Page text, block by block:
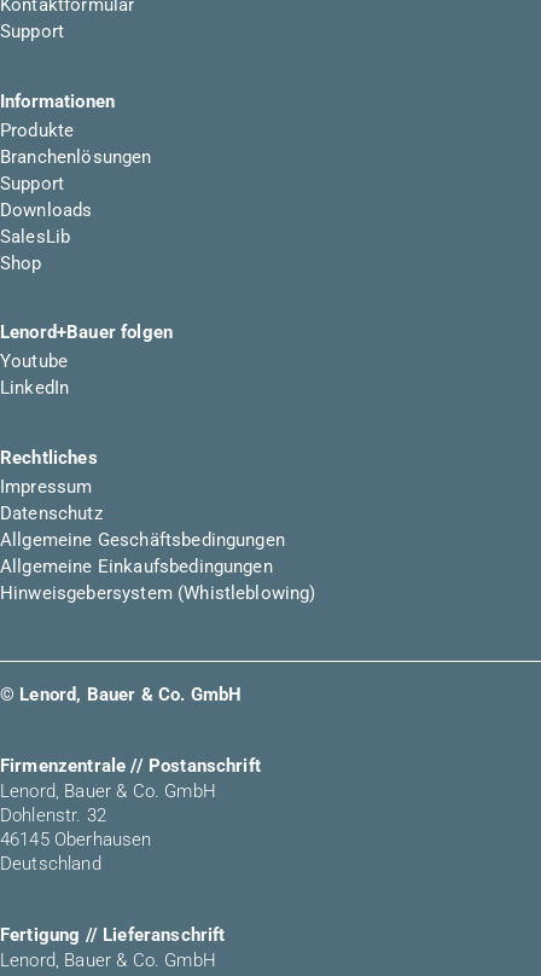
Kontaktformular
Support
Informationen
Produkte
Branchenlösungen
Support
Downloads
SalesLib
Shop
Lenord+Bauer folgen
Youtube
LinkedIn
Rechtliches
Impressum
Datenschutz
Allgemeine Geschäftsbedingungen
Allgemeine Einkaufsbedingungen
Hinweisgebersystem (Whistleblowing)
© Lenord, Bauer & Co. GmbH
Firmenzentrale // Postanschrift
Lenord, Bauer & Co. GmbH
Dohlenstr. 32
46145 Oberhausen
Deutschland
Fertigung // Lieferanschrift
Lenord, Bauer & Co. GmbH